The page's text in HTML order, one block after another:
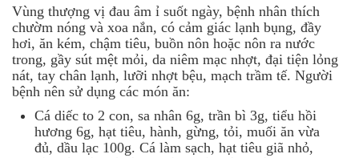
Vùng thượng vị đau âm ỉ suốt ngày, bệnh nhân thích
chườm nóng và xoa nắn, có cảm giác lạnh bụng, đầy
hơi, ăn kém, chậm tiêu, buồn nôn hoặc nôn ra nước
trong, gầy sút mệt mỏi, da niêm mạc nhợt, đại tiện lỏng
nát, tay chân lạnh, lưỡi nhợt bệu, mạch trầm tế. Người
bệnh nên sử dụng các món ăn:
Cá diếc to 2 con, sa nhân 6g, trần bì 3g, tiểu hồi
hương 6g, hạt tiêu, hành, gừng, tỏi, muối ăn vừa
đủ, dầu lạc 100g. Cá làm sạch, hạt tiêu giã nhỏ,